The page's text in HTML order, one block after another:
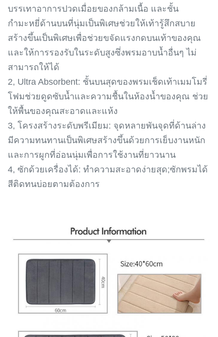
บรรเทาอาการปวดเมื่อยของกล้ามเนื้อ และชั้น
กำมะหยี่ด้านบนที่นุ่มเป็นพิเศษช่วยให้เท้ารู้สึกสบาย
สร้างขึ้นเป็นพิเศษเพื่อช่วยขจัดแรงกดบนเท้าของคุณ
และให้การรองรับในระดับสูงซึ่งพรมอาบน้ำอื่นๆ ไม่
สามารถให้ได้
2, Ultra Absorbent: ชั้นบนสุดของพรมเช็ดเท้าเมมโมรี่
โฟมช่วยดูดซับน้ำและความชื้นในห้องน้ำของคุณ ช่วย
ให้พื้นของคุณสะอาดและแห้ง
3, โครงสร้างระดับพรีเมียม: จุดหลายพันจุดที่ด้านล่าง
มีความทนทานเป็นพิเศษสร้างขึ้นด้วยการเย็บงานหนัก
และการผูกที่อ่อนนุ่มเพื่อการใช้งานที่ยาวนาน
4, ซักด้วยเครื่องได้: ทำความสะอาดง่ายสุด;ซักพรมได้
สีติดทนบ่อยตามต้องการ